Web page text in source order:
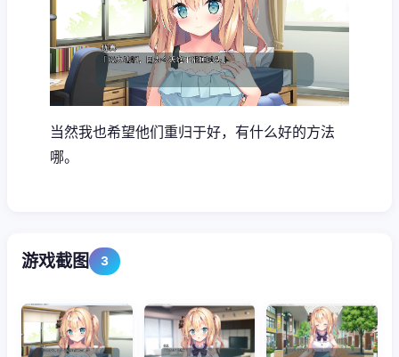
当然我也希望他们重归于好，有什么好的方法
哪。
游戏截图 3